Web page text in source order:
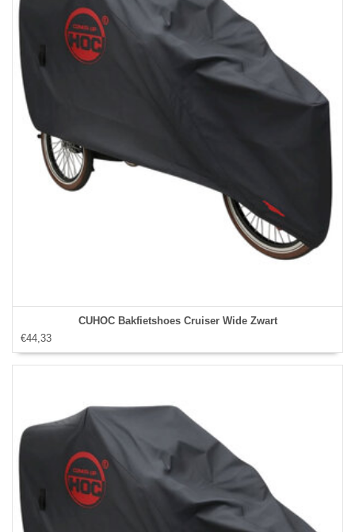
CUHOC Bakfietshoes Cruiser Wide Zwart
€44,33